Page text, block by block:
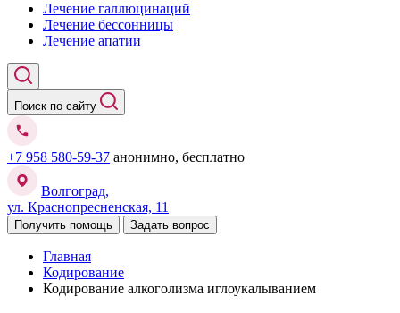
Лечение галлюцинаций
Лечение бессонницы
Лечение апатии
Поиск по сайту
+7 958 580-59-37 анонимно, бесплатно
Волгоград,
ул. Краснопресненская, 11
Получить помощь Задать вопрос
Главная
Кодирование
Кодирование алкоголизма иглоукалыванием